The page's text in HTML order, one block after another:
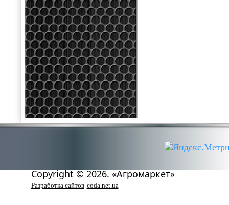
Copyright © 2026. «Агромаркет»
Разработка сайтов coda.net.ua